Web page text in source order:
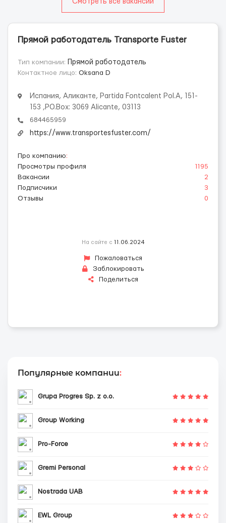
Прямой работодатель Transporte Fuster
Тип компании:
Прямой работодатель
Контактное лицо: Oksana D
Испания, Аликанте, Partida Fontcalent Pol.A, 151-
153 ,PO.Box: 3069 Alicante, 03113
684465959
https://www.transportesfuster.com/
Про компанию:
Просмотры профиля
1195
Вакансии
2
Подписчики
3
Отзывы
0
На сайте с 11.06.2024
Пожаловаться
Заблокировать
Поделиться
Популярные компании:
Grupa Progres Sp. z o.o.
Group Working
Pro-Force
Gremi Personal
Nostrada UAB
EWL Group